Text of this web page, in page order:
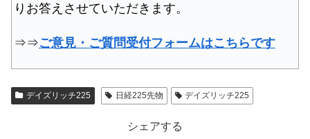
りお答えさせていただきます。
⇒⇒ご意見・ご質問受付フォームはこちらです
デイズリッチ225 日経225先物 デイズリッチ225
シェアする